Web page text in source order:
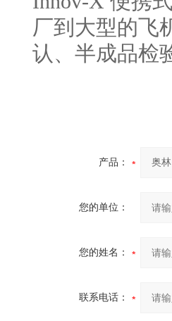
厂到大型的飞
认、半成品检
产品：
您的单位：
您的姓名：
联系电话：